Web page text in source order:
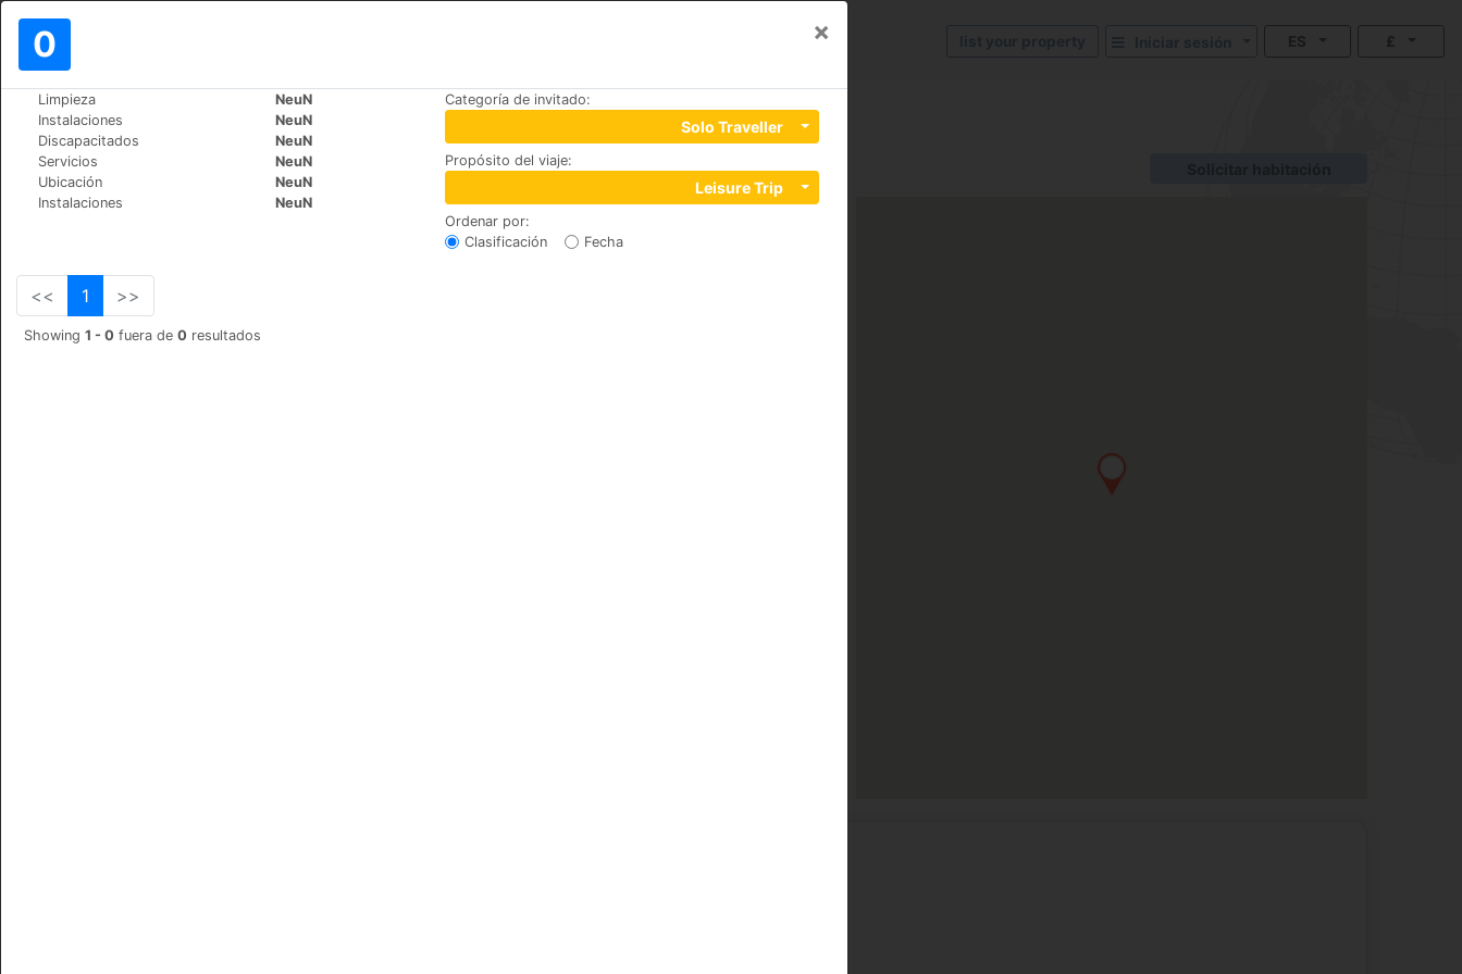
0 ×
Limpieza
NeuN
Instalaciones
NeuN
Discapacitados
NeuN
Servicios
NeuN
Ubicación
NeuN
Instalaciones
NeuN
Categoría de invitado:
Solo Traveller
Propósito del viaje:
Leisure Trip
Ordenar por:
Clasificación
Fecha
<< 1 >>
Showing 1 - 0 fuera de 0 resultados
ES £
Mundo Cruz-de-Tejeda
Hotel Rural El Refugio
Calle Cruz de Tejeda S/N, 35328